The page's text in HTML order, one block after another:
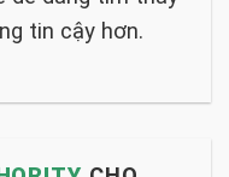
tin cậy hơn.